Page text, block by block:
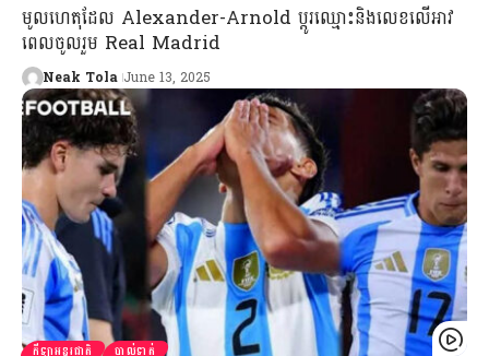
មូលហេតុដែល Alexander-Arnold ប្ដូរឈ្មោះនិងលេខលើអាវ
ពេលចូលរួម Real Madrid
Neak Tola June 13, 2025
កីឡាអន្តរជាតិ បាល់ទាត់